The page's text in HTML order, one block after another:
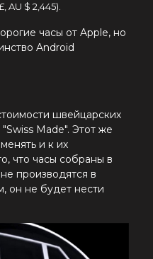
AU $ 2,445).
часы от Apple, но
Android
швейцарских
Made". Этот же
и к их
что часы собраны в
производятся в
он не будет нести